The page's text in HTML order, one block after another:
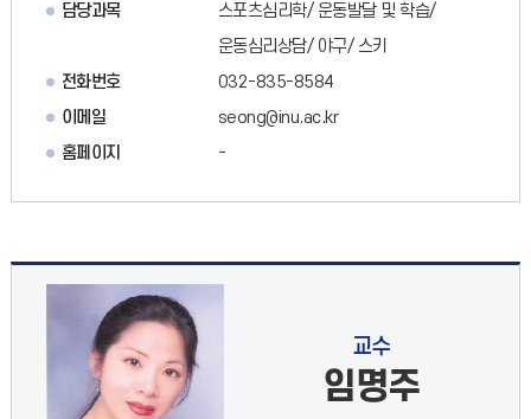
담당과목
스포츠심리학/ 운동발달 및 학습/
운동심리상담/ 야구/ 스키
전화번호
032-835-8584
이메일
seong@inu.ac.kr
홈페이지
-
교수
임명주